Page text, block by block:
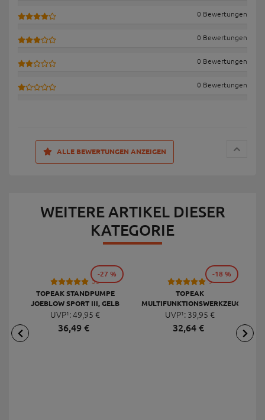
0 Bewertungen
0 Bewertungen
0 Bewertungen
0 Bewertungen
ALLE BEWERTUNGEN ANZEIGEN
WEITERE ARTIKEL DIESER
KATEGORIE
53
TOPEAK STANDPUMPE
JOEBLOW SPORT III, GELB
UVP¹:49,95 €
36,49€
-27 %
9
TOPEAK
MULTIFUNKTIONSWERKZEUG
MINI 20 PRO
UVP¹: 39,95 €
32,64€
-18 %